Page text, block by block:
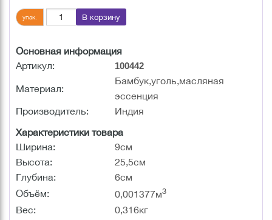
упак. В корзину
Основная информация
Артикул:
100442
Материал:
Бамбук,уголь,масляная
эссенция
Производитель:
Индия
Характеристики товара
Ширина:
9см
Высота:
25,5см
Глубина:
6см
Объём:
0,001377м3
Вес: 0,316кг